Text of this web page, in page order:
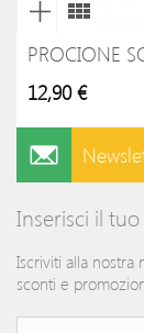
PROCIONE
12,90 €
Inserisci il
Iscriviti alla
sconti e